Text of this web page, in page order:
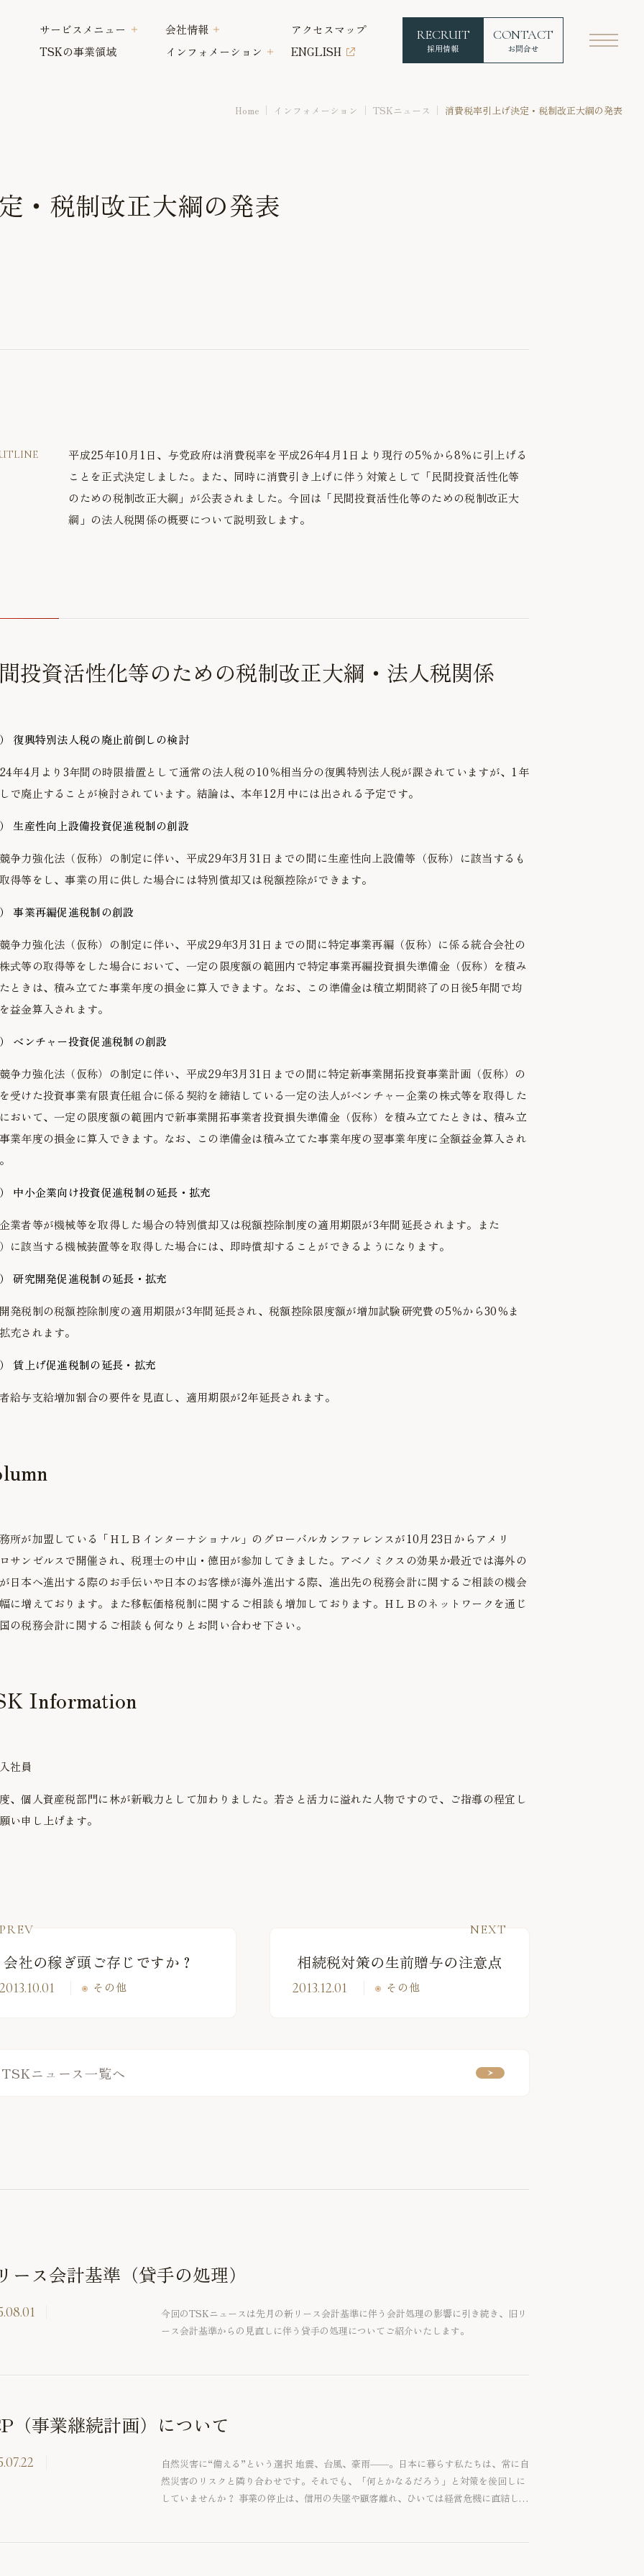
サービスメニュー 会社情報
アクセスマップ
TSKの事業領域
インフォメーション ENGLISH
RECRUIT
採用情報
CONTACT
お問合せ
Home インフォメーション TSKニュース 消費税率引上げ決定・税制改正大綱の発表
・税制改正大綱の発表
平成25年10月1日、与党政府は消費税率を平成26年4月1日より現行の5％から8％に引上げる
ことを正式決定しました。また、同時に消費引き上げに伴う対策として「民間投資活性化等
のための税制改正大綱」が公表されました。今回は「民間投資活性化等のための税制改正大
綱」の法人税関係の概要について説明致します。
投資活性化等のための税制改正大綱・法人税関係
復興特別法人税の廃止前倒しの検討
年4月より3年間の時限措置として通常の法人税の10％相当分の復興特別法人税が課されていますが、1年
で廃止することが検討されています。結論は、本年12月中には出される予定です。
生産性向上設備投資促進税制の創設
争力強化法（仮称）の制定に伴い、平成29年3月31日までの間に生産性向上設備等（仮称）に該当するも
得等をし、事業の用に供した場合には特別償却又は税額控除ができます。
事業再編促進税制の創設
争力強化法（仮称）の制定に伴い、平成29年3月31日までの間に特定事業再編（仮称）に係る統合会社の
式等の取得等をした場合において、一定の限度額の範囲内で特定事業再編投資損失準備金（仮称）を積み
ときは、積み立てた事業年度の損金に算入できます。なお、この準備金は積立期間終了の日後5年間で均
益金算入されます。
ベンチャー投資促進税制の創設
争力強化法（仮称）の制定に伴い、平成29年3月31日までの間に特定新事業開拓投資事業計画（仮称）の
受けた投資事業有限責任組合に係る契約を締結している一定の法人がベンチャー企業の株式等を取得した
おいて、一定の限度額の範囲内で新事業開拓事業者投資損失準備金（仮称）を積み立てたときは、積み立
業年度の損金に算入できます。なお、この準備金は積み立てた事業年度の翌事業年度に全額益金算入され
中小企業向け投資促進税制の延長・拡充
業者等が機械等を取得した場合の特別償却又は税額控除制度の適用期限が3年間延長されます。また
）に該当する機械装置等を取得した場合には、即時償却することができるようになります。
研究開発促進税制の延長・拡充
発税制の税額控除制度の適用期限が3年間延長され、税額控除限度額が増加試験研究費の5％から30％ま
充されます。
賃上げ促進税制の延長・拡充
給与支給増加割合の要件を見直し、適用期限が2年延長されます。
所が加盟している「ＨＬＢインターナショナル」のグローバルカンファレンスが10月23日からアメリ
サンゼルスで開催され、税理士の中山・徳田が参加してきました。アベノミクスの効果か最近では海外の
日本へ進出する際のお手伝いや日本のお客様が海外進出する際、進出先の税務会計に関するご相談の機会
に増えております。また移転価格税制に関するご相談も増加しております。ＨＬＢのネットワークを通じ
の税務会計に関するご相談も何なりとお問い合わせ下さい。
Information
社員
、個人資産税部門に林が新戦力として加わりました。若さと活力に溢れた人物ですので、ご指導の程宜し
い申し上げます。
PREV
会社の稼ぎ頭ご存じですか？
2013.10.01 その他
NEXT
相続税対策の生前贈与の注意点
2013.12.01 その他
TSKニュース一覧へ
ース会計基準（貸手の処理）
今回のTSKニュースは先月の新リース会計基準に伴う会計処理の影響に引き続き、旧リ
ース会計基準からの見直しに伴う貸手の処理についてご紹介いたします。
（事業継続計画）について
自然災害に“備える”という選択 地震、台風、豪雨――。日本に暮らす私たちは、常に自
然災害のリスクと隣り合わせです。それでも、「何とかなるだろう」と対策を後回しに
していませんか？ 事業の停止は、信用の失墜や顧客離れ、ひいては経営危機に直結しま